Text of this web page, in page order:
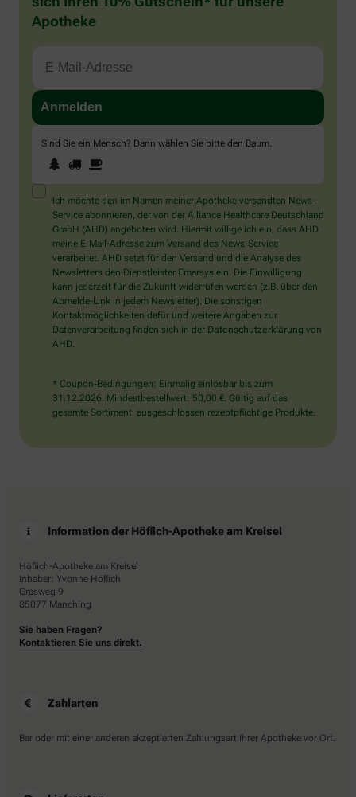
Apotheke
Sind Sie ein Mensch? Dann wählen Sie bitte den Baum.
Sind
Sie
ein
Mensch?
Dann
wählen
Sie
bitte
den
Baum.
1 2
Ich möchte den im Namen meiner Apotheke versandten News-
Service abonnieren, der von der Alliance Healthcare Deutschland
GmbH (AHD) angeboten wird. Hiermit willige ich ein, dass AHD
meine E-Mail-Adresse zum Versand des News-Service
verarbeitet. AHD setzt für den Versand und die Analyse des
Newsletters den Dienstleister Emarsys ein. Die Einwilligung
kann jederzeit für die Zukunft widerrufen werden (z.B. über den
Abmelde-Link in jedem Newsletter). Die sonstigen
Kontaktmöglichkeiten dafür und weitere Angaben zur
Datenverarbeitung finden sich in der Datenschutzerklärung von
AHD.
* Coupon-Bedingungen: Einmalig einlösbar bis zum
31.12.2026. Mindestbestellwert: 50,00 €. Gültig auf das
gesamte Sortiment, ausgeschlossen rezeptpflichtige Produkte.
Information der Höflich-Apotheke am Kreisel
Höflich-Apotheke am Kreisel
Inhaber: Yvonne Höflich
Grasweg 9
85077 Manching
Sie haben Fragen?
Kontaktieren Sie uns direkt.
Zahlarten
Bar oder mit einer anderen akzeptierten Zahlungsart Ihrer Apotheke vor Ort.